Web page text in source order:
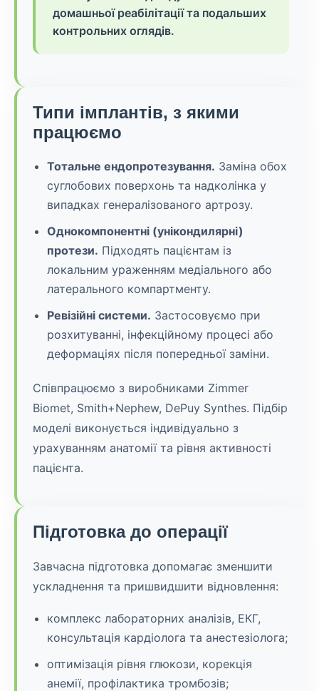
домашньої реабілітації та подальших
контрольних оглядів.
Типи імплантів, з якими
працюємо
Тотальне ендопротезування. Заміна обох
суглобових поверхонь та надколінка у
випадках генералізованого артрозу.
Однокомпонентні (унікондилярні)
протези. Підходять пацієнтам із
локальним ураженням медіального або
латерального компартменту.
Ревізійні системи. Застосовуємо при
розхитуванні, інфекційному процесі або
деформаціях після попередньої заміни.
Співпрацюємо з виробниками Zimmer
Biomet, Smith+Nephew, DePuy Synthes. Підбір
моделі виконується індивідуально з
урахуванням анатомії та рівня активності
пацієнта.
Підготовка до операції
Завчасна підготовка допомагає зменшити
ускладнення та пришвидшити відновлення:
комплекс лабораторних аналізів, ЕКГ,
консультація кардіолога та анестезіолога;
оптимізація рівня глюкози, корекція
анемії, профілактика тромбозів;